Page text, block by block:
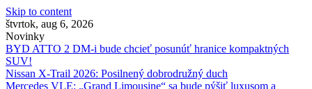
Skip to content
štvrtok, aug 6, 2026
Novinky
BYD ATTO 2 DM-i bude chcieť posunúť hranice kompaktných
SUV!
Nissan X‑Trail 2026: Posilnený dobrodružný duch
Mercedes VLE: „Grand Limousine“ sa bude pýšiť luxusom a